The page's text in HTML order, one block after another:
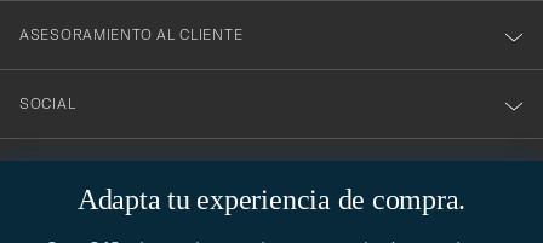
Adapta tu experiencia de compra.
ASESORAMIENTO AL CLIENTE
SOCIAL